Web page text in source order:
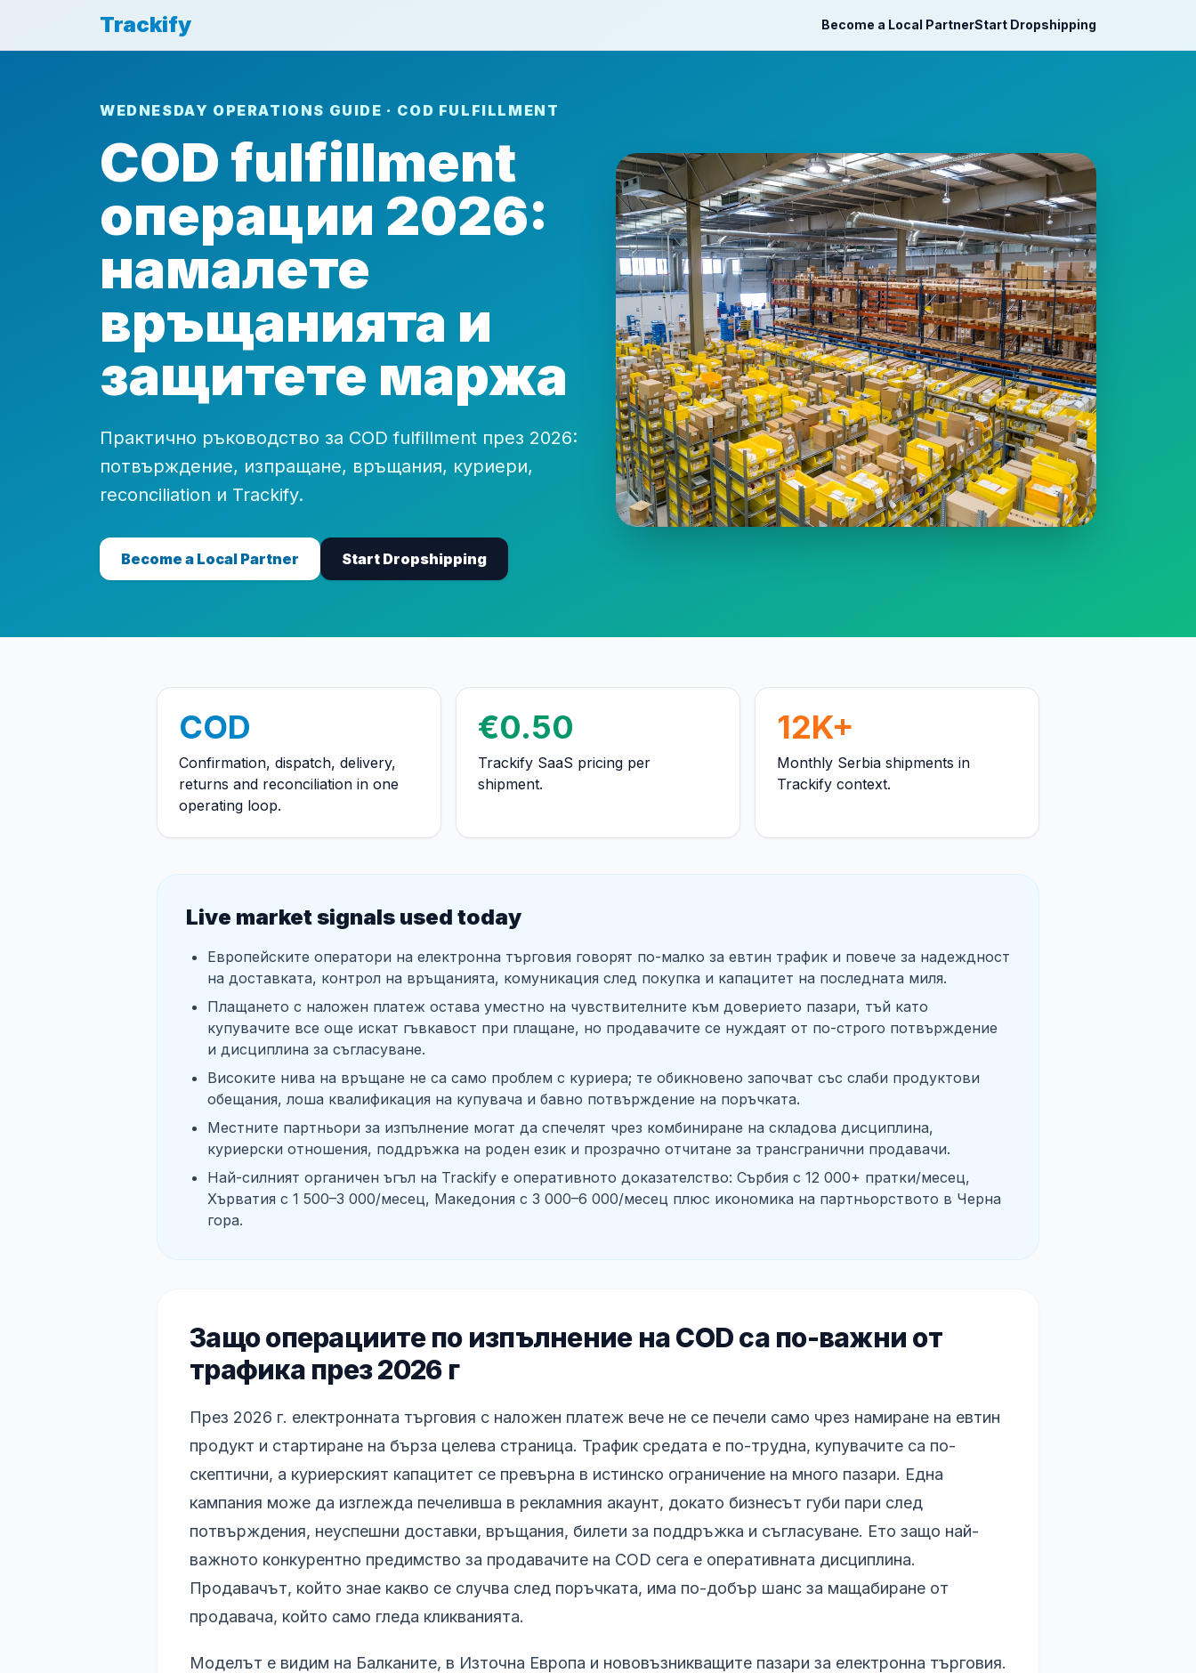
Trackify Become a Local PartnerStart Dropshipping
WEDNESDAY OPERATIONS GUIDE · COD FULFILLMENT
COD fulfillment
операции 2026:
намалете
връщанията и
защитете маржа
Практично ръководство за COD fulfillment през 2026:
потвърждение, изпращане, връщания, куриери,
reconciliation и Trackify.
Become a Local Partner Start Dropshipping
COD
Confirmation, dispatch, delivery,
returns and reconciliation in one
operating loop.
€0.50
Trackify SaaS pricing per
shipment.
12K+
Monthly Serbia shipments in
Trackify context.
Live market signals used today
Европейските оператори на електронна търговия говорят по-малко за евтин трафик и повече за надеждност
на доставката, контрол на връщанията, комуникация след покупка и капацитет на последната миля.
Плащането с наложен платеж остава уместно на чувствителните към доверието пазари, тъй като
купувачите все още искат гъвкавост при плащане, но продавачите се нуждаят от по-строго потвърждение
и дисциплина за съгласуване.
Високите нива на връщане не са само проблем с куриера; те обикновено започват със слаби продуктови
обещания, лоша квалификация на купувача и бавно потвърждение на поръчката.
Местните партньори за изпълнение могат да спечелят чрез комбиниране на складова дисциплина,
куриерски отношения, поддръжка на роден език и прозрачно отчитане за трансгранични продавачи.
Най-силният органичен ъгъл на Trackify е оперативното доказателство: Сърбия с 12 000+ пратки/месец,
Хърватия с 1 500–3 000/месец, Македония с 3 000–6 000/месец плюс икономика на партньорството в Черна
гора.
Защо операциите по изпълнение на COD са по-важни от
трафика през 2026 г
През 2026 г. електронната търговия с наложен платеж вече не се печели само чрез намиране на евтин
продукт и стартиране на бърза целева страница. Трафик средата е по-трудна, купувачите са по-
скептични, а куриерският капацитет се превърна в истинско ограничение на много пазари. Една
кампания може да изглежда печеливша в рекламния акаунт, докато бизнесът губи пари след
потвърждения, неуспешни доставки, връщания, билети за поддръжка и съгласуване. Ето защо най-
важното конкурентно предимство за продавачите на COD сега е оперативната дисциплина.
Продавачът, който знае какво се случва след поръчката, има по-добър шанс за мащабиране от
продавача, който само гледа кликванията.
Моделът е видим на Балканите, в Източна Европа и нововъзникващите пазари за електронна търговия.